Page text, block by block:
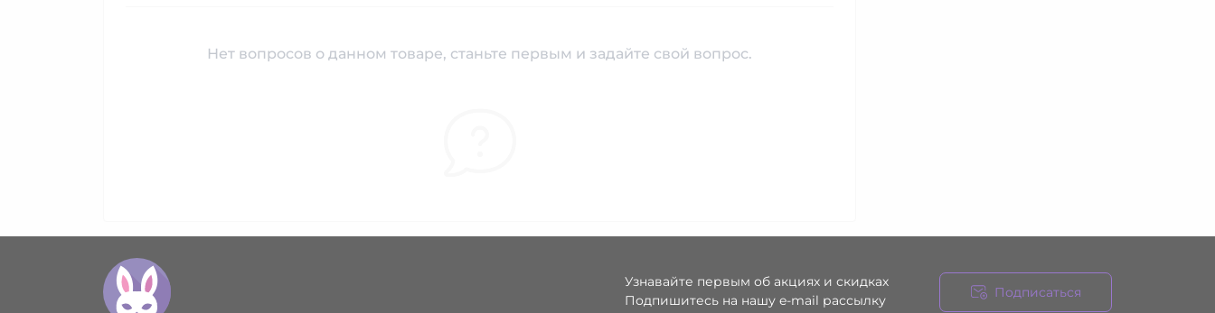
Нет вопросов о данном товаре, станьте первым и задайте свой вопрос.
Узнавайте первым об акциях и скидках
Подпишитесь на нашу e-mail рассылку
Подписаться